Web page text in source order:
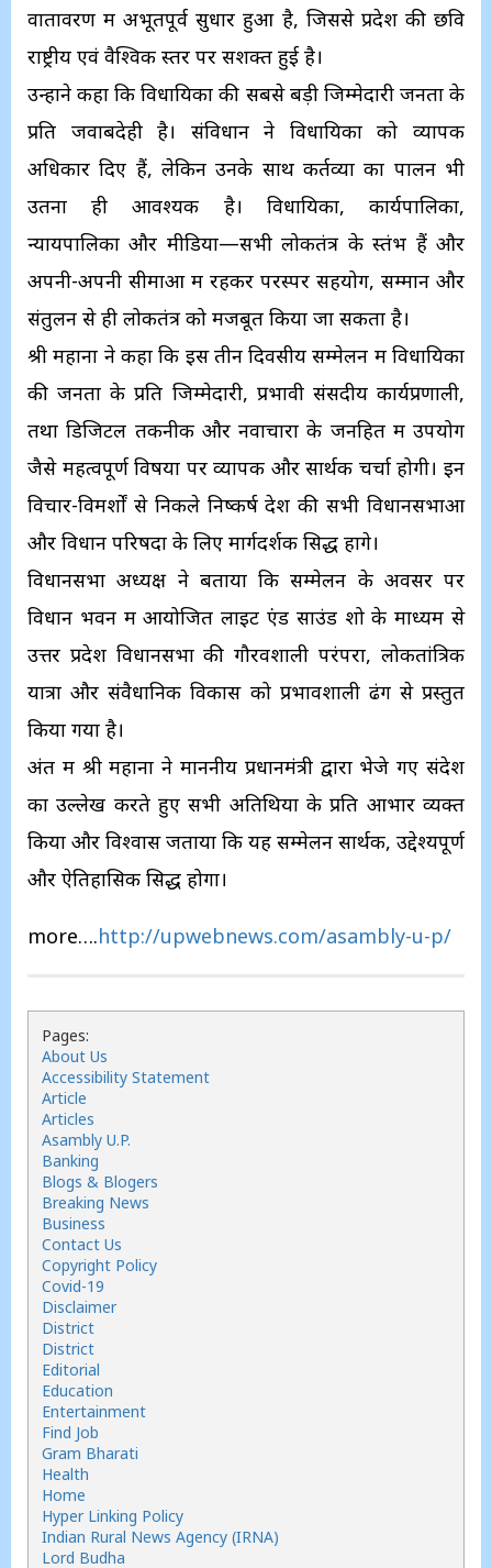
वातावरण में अभूतपूर्व सुधार हुआ है, जिससे प्रदेश की छवि
राष्ट्रीय एवं वैश्विक स्तर पर सशक्त हुई है।
उन्होंने कहा कि विधायिका की सबसे बड़ी जिम्मेदारी जनता के
प्रति जवाबदेही है। संविधान ने विधायिका को व्यापक
अधिकार दिए हैं, लेकिन उनके साथ कर्तव्यों का पालन भी
उतना ही आवश्यक है। विधायिका, कार्यपालिका,
न्यायपालिका और मीडिया—सभी लोकतंत्र के स्तंभ हैं और
अपनी-अपनी सीमाओं में रहकर परस्पर सहयोग, सम्मान और
संतुलन से ही लोकतंत्र को मजबूत किया जा सकता है।
श्री महाना ने कहा कि इस तीन दिवसीय सम्मेलन में विधायिका
की जनता के प्रति जिम्मेदारी, प्रभावी संसदीय कार्यप्रणाली,
तथा डिजिटल तकनीक और नवाचारों के जनहित में उपयोग
जैसे महत्वपूर्ण विषयों पर व्यापक और सार्थक चर्चा होगी। इन
विचार-विमर्शों से निकले निष्कर्ष देश की सभी विधानसभाओं
और विधान परिषदों के लिए मार्गदर्शक सिद्ध होंगे।
विधानसभा अध्यक्ष ने बताया कि सम्मेलन के अवसर पर
विधान भवन में आयोजित लाइट एंड साउंड शो के माध्यम से
उत्तर प्रदेश विधानसभा की गौरवशाली परंपरा, लोकतांत्रिक
यात्रा और संवैधानिक विकास को प्रभावशाली ढंग से प्रस्तुत
किया गया है।
अंत में श्री महाना ने माननीय प्रधानमंत्री द्वारा भेजे गए संदेश
का उल्लेख करते हुए सभी अतिथियों के प्रति आभार व्यक्त
किया और विश्वास जताया कि यह सम्मेलन सार्थक, उद्देश्यपूर्ण
और ऐतिहासिक सिद्ध होगा।
more….http://upwebnews.com/asambly-u-p/
Pages:
About Us
Accessibility Statement
Article
Articles
Asambly U.P.
Banking
Blogs & Blogers
Breaking News
Business
Contact Us
Copyright Policy
Covid-19
Disclaimer
District
District
Editorial
Education
Entertainment
Find Job
Gram Bharati
Health
Home
Hyper Linking Policy
Indian Rural News Agency (IRNA)
Lord Budha